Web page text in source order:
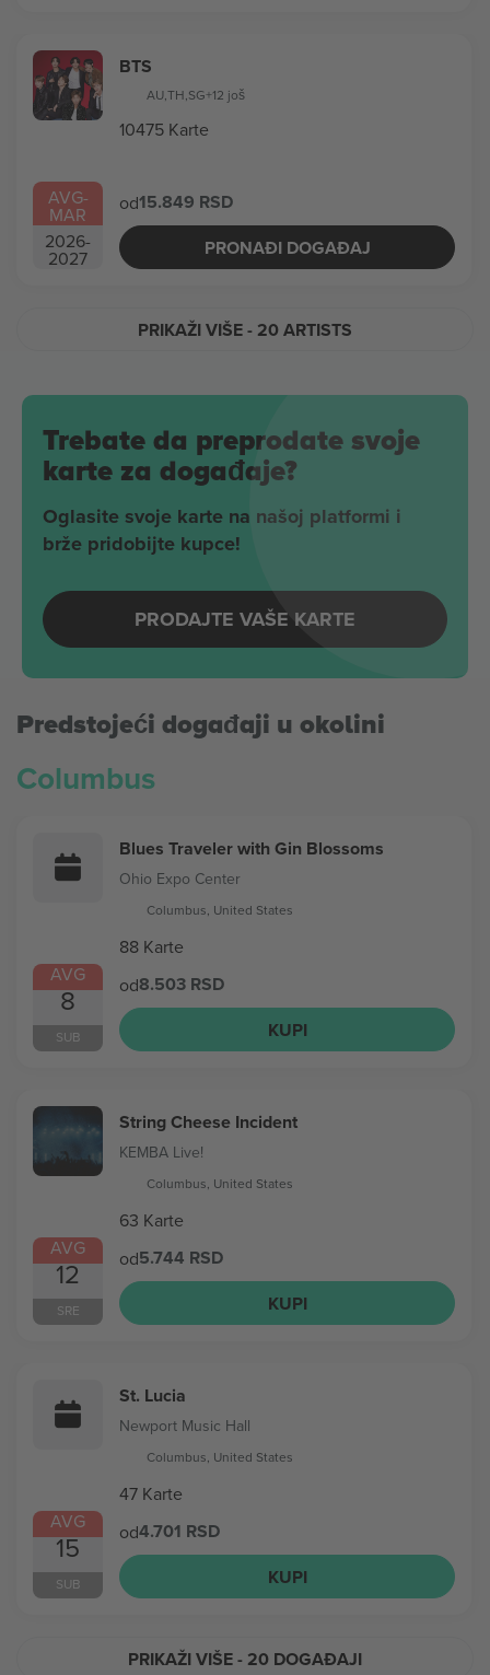
AVG-
MAR
2026-
2027
BTS
AU,TH,SG+12 još
10475 Karte
od15.849 RSD
PRONAĐI DOGAĐAJ
PRIKAŽI VIŠE- 20 ARTISTS
Trebate da preprodate svoje
karte za događaje?
Oglasite svoje karte na našoj platformi i
brže pridobijte kupce!
PRODAJTE VAŠE KARTE
Predstojeći događaji u okolini
Columbus
AVG
8
SUB
Blues Traveler with Gin Blossoms
Ohio Expo Center
Columbus, United States
88 Karte
od8.503 RSD
KUPI
AVG
12
SRE
String Cheese Incident
KEMBA Live!
Columbus, United States
63 Karte
od5.744 RSD
KUPI
AVG
15
SUB
St. Lucia
Newport Music Hall
Columbus, United States
47 Karte
od4.701 RSD
KUPI
PRIKAŽI VIŠE- 20 DOGAĐAJI